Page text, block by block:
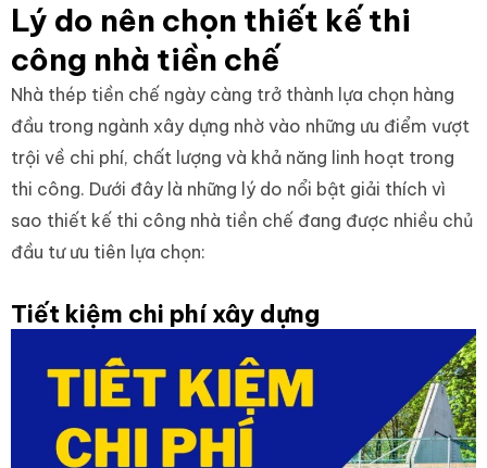
Lý do nên chọn thiết kế thi
công nhà tiền chế
Nhà thép tiền chế ngày càng trở thành lựa chọn hàng
đầu trong ngành xây dựng nhờ vào những ưu điểm vượt
trội về chi phí, chất lượng và khả năng linh hoạt trong
thi công. Dưới đây là những lý do nổi bật giải thích vì
sao thiết kế thi công nhà tiền chế đang được nhiều chủ
đầu tư ưu tiên lựa chọn:
Tiết kiệm chi phí xây dựng